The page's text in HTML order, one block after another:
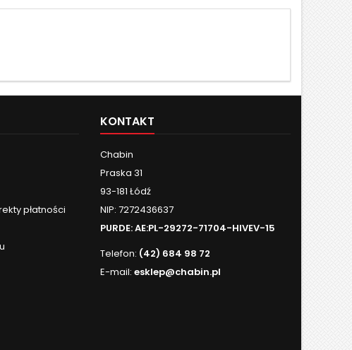
płatności
KONTAKT
Chabin
Praska 31
93-181 Łódź
NIP: 7272436637
PURDE:AE:PL-29272-71704-HIVEV-15
Telefon: (42) 684 98 72
E-mail: esklep@chabin.pl